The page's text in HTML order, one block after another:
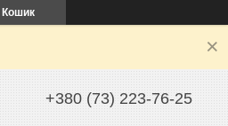
Кошик
+380 (73) 223-76-25